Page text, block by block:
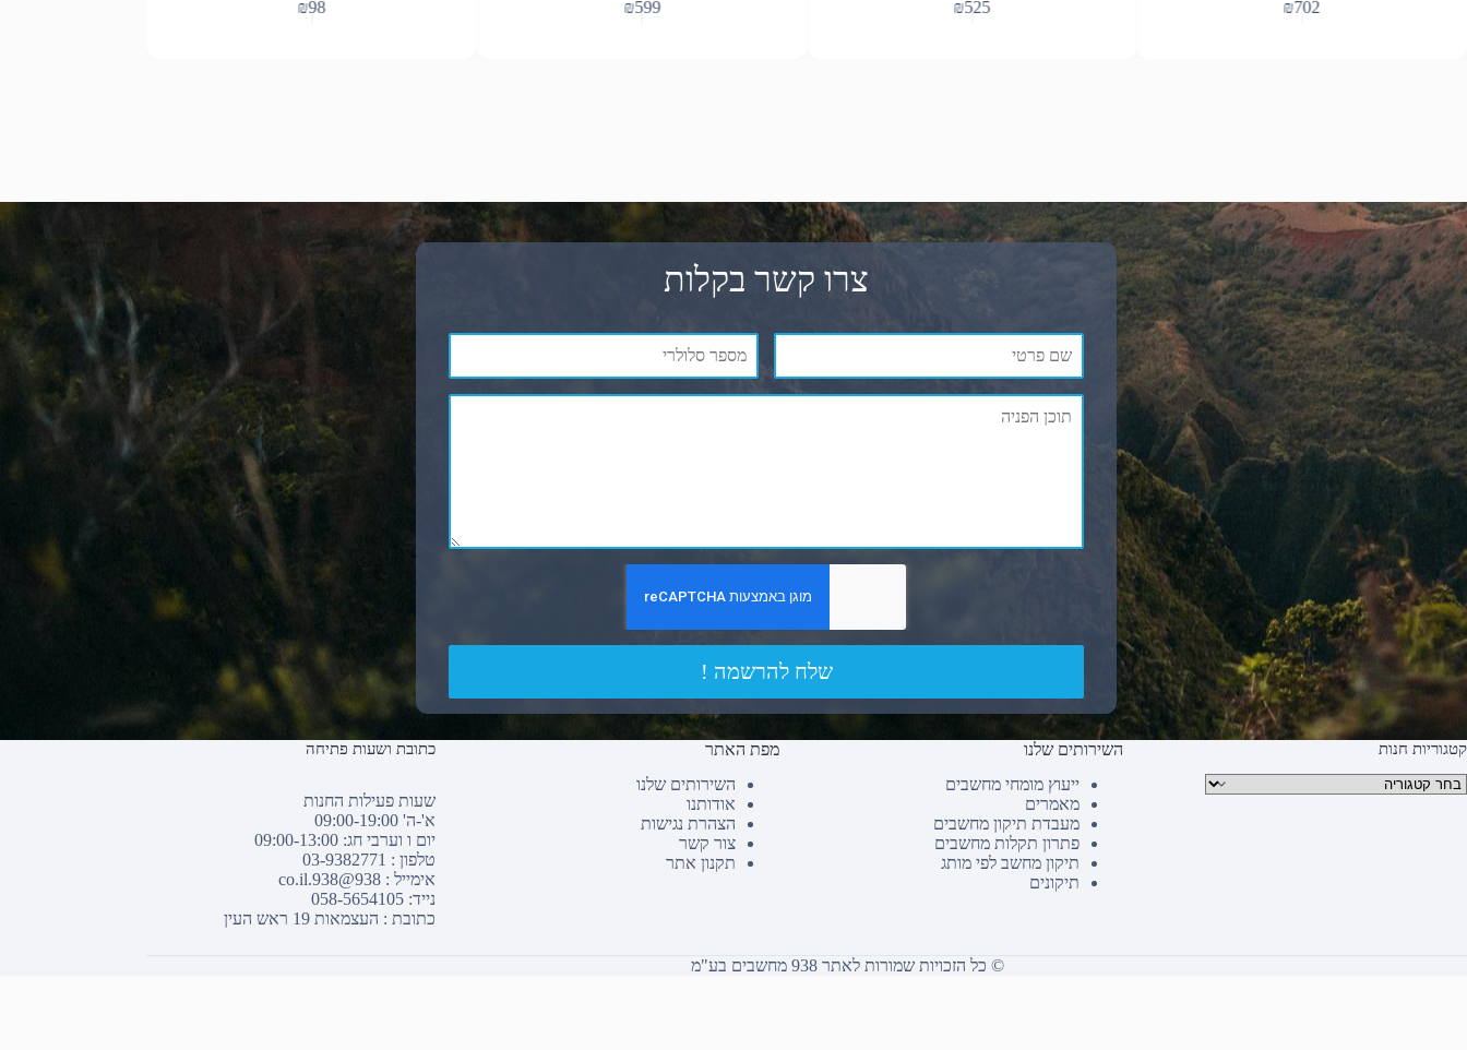
צרו קשר בקלות
שלח להרשמה !
קטגוריות חנות
קטגוריות מוצרים
השירותים שלנו
ייעוץ מומחי מחשבים
מאמרים
מעבדת תיקון מחשבים
פתרון תקלות מחשבים
תיקון מחשב לפי מותג
תיקונים
מפת האתר
השירותים שלנו
אודותנו
הצהרת נגישות
צור קשר
תקנון אתר
כתובת ושעות פתיחה
שעות פעילות החנות
א'-ה' 09:00-19:00
יום ו וערבי חג: 09:00-13:00
טלפון : 03-9382771
אימייל : 938@938.co.il
נייד: 058-5654105
כתובת : העצמאות 19 ראש העין
© כל הזכויות שמורות לאתר 938 מחשבים בע"מ